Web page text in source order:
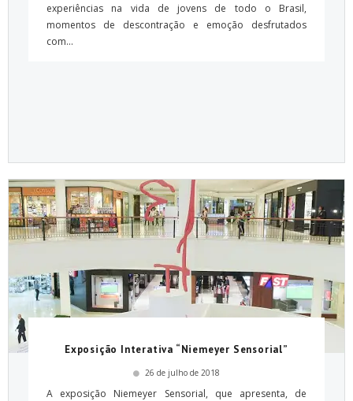
experiências na vida de jovens de todo o Brasil,
momentos de descontração e emoção desfrutados
com...
Exposição Interativa “Niemeyer Sensorial”
26 de julho de 2018
A exposição Niemeyer Sensorial, que apresenta, de